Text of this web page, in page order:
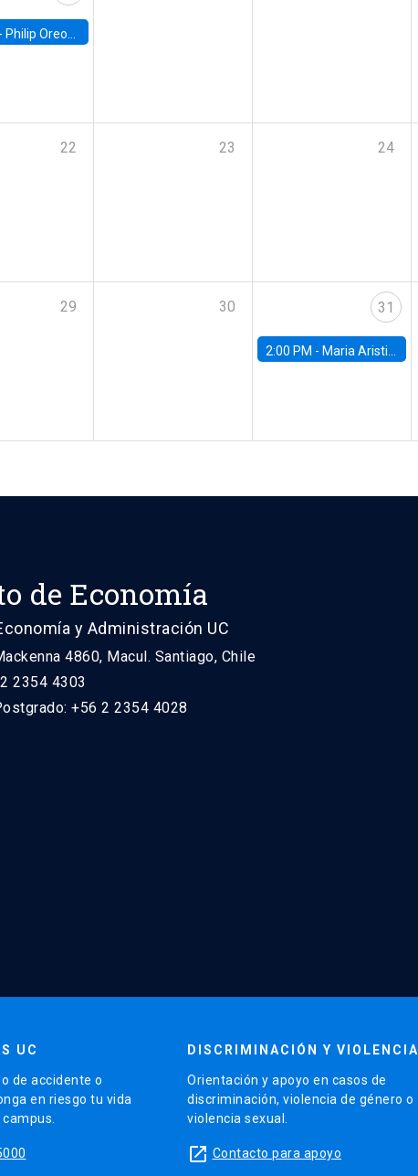
Philip Oreopolous, University of Toronto
22 23 24
29 30 31
2:00 PM - Maria Aristizabal-Ramirez, FED Board
de Economía
y Administración UC
4860, Macul. Santiago, Chile
2354 4303
+56 2 2354 4028
UC
de accidente o
en riesgo tu vida
DISCRIMINACIÓN Y VIOLENCIA
Orientación y apoyo en casos de
discriminación, violencia de género o
violencia sexual.
launch Contacto para apoyo